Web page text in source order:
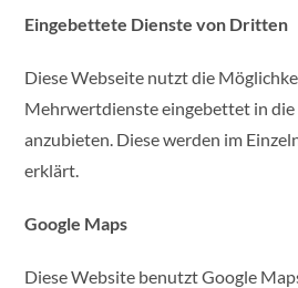
Eingebettete Dienste von Dritten
Diese Webseite nutzt die
Mehrwertdienste eingebettet in die
anzubieten. Diese werden im
erklärt.
Google Maps
Diese Website benutzt Google